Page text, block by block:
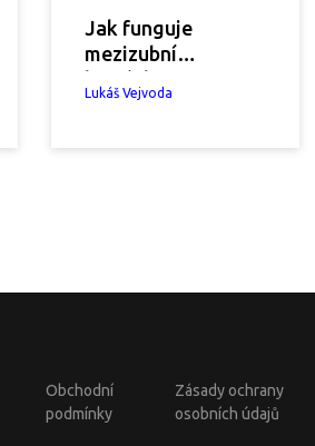
Jak funguje
mezizubní
Lukáš Vejvoda
Obchodní
podmínky
Zásady ochrany
osobních údajů